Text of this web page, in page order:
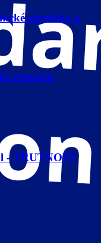
středisko a
centrum
- TRUTNOFF